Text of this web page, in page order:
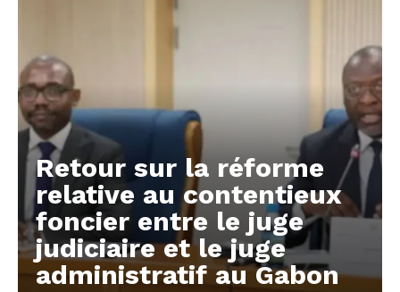
Retour sur la réforme
relative au contentieux
foncier entre le juge
judiciaire et le juge
administratif au Gabon